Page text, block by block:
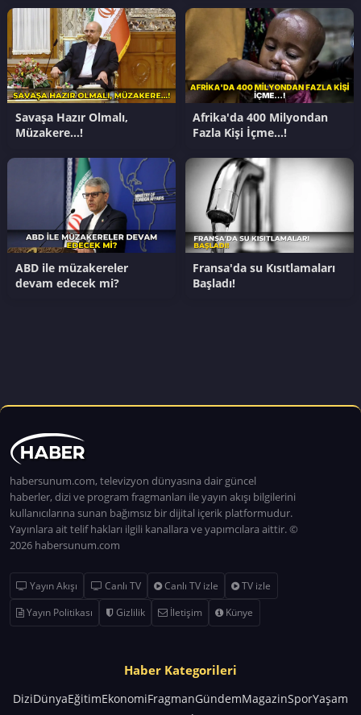
Savaşa Hazır Olmalı,
Müzakere…!
Afrika'da 400 Milyondan
Fazla Kişi İçme…!
ABD ile müzakereler
devam edecek mi?
Fransa'da su Kısıtlamaları
Başladı!
habersunum.com, televizyon dünyasına dair güncel
haberler, dizi ve program fragmanları ile yayın akışı bilgilerini
kullanıcılarına sunan bağımsız bir dijital içerik platformudur.
Yayınlara ait telif hakları ilgili kanallara ve yapımcılara aittir. ©
2026 habersunum.com
Yayın Akışı Canlı TV Canlı TV izle
TV izle
Yayın Politikası
Gizlilik İletişim Künye
Haber Kategorileri
DiziDünyaEğitimEkonomiFragmanGündemMagazinSporYaşam